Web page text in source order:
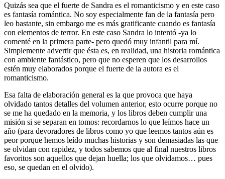
Quizás sea que el fuerte de Sandra es el romanticismo y en este caso
es fantasía romántica. No soy especialmente fan de la fantasía pero
leo bastante, sin embargo me es más gratificante cuando es fantasía
con elementos de terror. En este caso Sandra lo intentó -ya lo
comenté en la primera parte- pero quedó muy infantil para mí.
Simplemente advertir que ésta es, en realidad, una historia romántica
con ambiente fantástico, pero que no esperen que los desarrollos
estén muy elaborados porque el fuerte de la autora es el
romanticismo.
Esa falta de elaboración general es la que provoca que haya
olvidado tantos detalles del volumen anterior, esto ocurre porque no
se me ha quedado en la memoria, y los libros deben cumplir una
misión si se separan en tomos: recordarnos lo que leímos hace un
año (para devoradores de libros como yo que leemos tantos aún es
peor porque hemos leído muchas historias y son demasiadas las que
se olvidan con rapidez, y todos sabemos que al final nuestros libros
favoritos son aquellos que dejan huella; los que olvidamos… pues
eso, se quedan en el olvido).